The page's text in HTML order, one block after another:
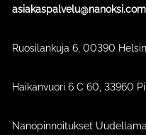
asiakaspalvelu@nanoksi.com
Ruosilankuja 6, 00390
Haikanvuori 6 C 60​, 33960
Nanopinnoitukset